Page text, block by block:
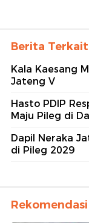
Berita Terkait
Kala Kaesang
Jateng V
Hasto PDIP
Maju Pileg di
Dapil Neraka
di Pileg 2029